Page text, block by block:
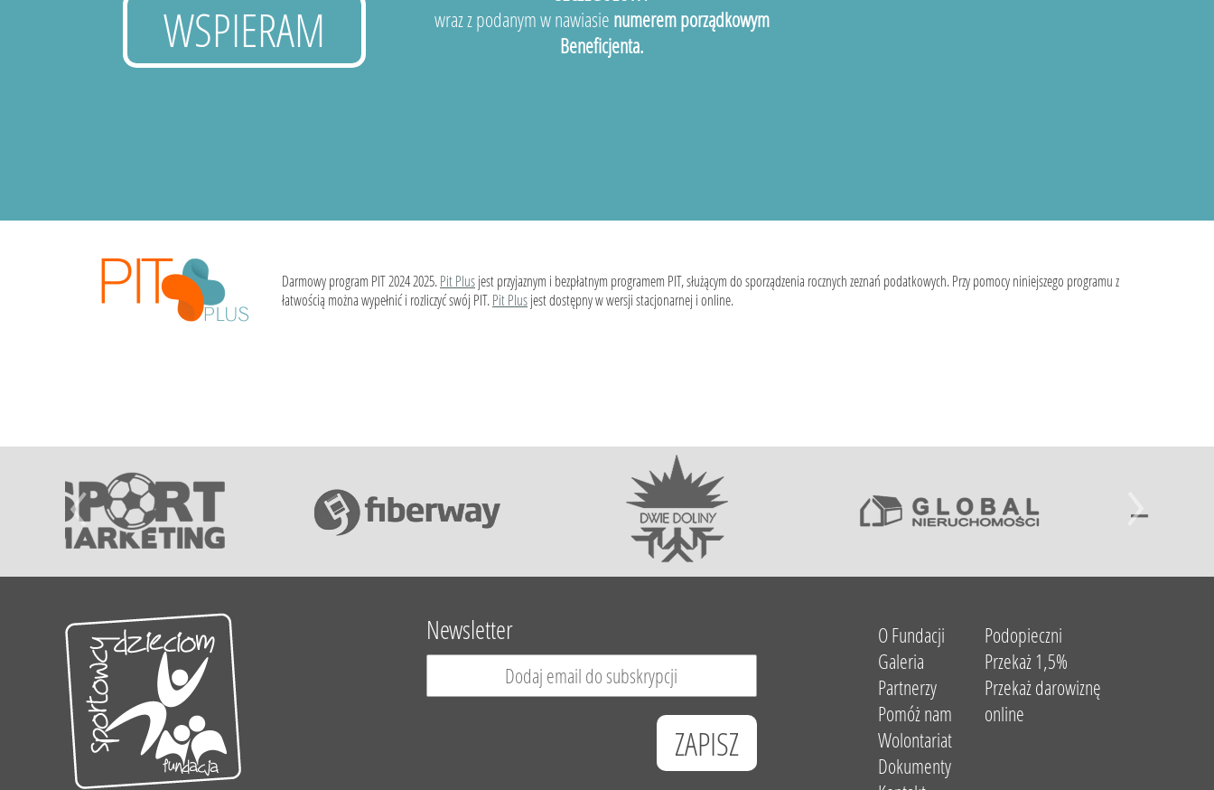
WSPIERAM
wraz z podanym w nawiasie numerem porządkowym
Beneficjenta.
Darmowy program PIT 2024 2025.Pit Plusjest przyjaznym i bezpłatnym programem PIT, służącym do sporządzenia rocznych zeznań podatkowych. Przy pomocy niniejszego programu z
łatwością można wypełnić i rozliczyć swój PIT.Pit Plusjest dostępny w wersji stacjonarnej i online.
Newsletter
O Fundacji
Galeria
Partnerzy
Pomóż nam
Wolontariat
Dokumenty
Podopieczni
Przekaż 1,5%
Przekaż darowiznę
online